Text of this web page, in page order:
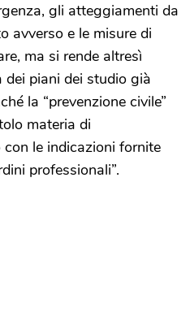
gli atteggiamenti da
avverso e le misure di
ma si rende altresì
dei piani dei studio già
la “prevenzione civile”
materia di
le indicazioni fornite
professionali”.